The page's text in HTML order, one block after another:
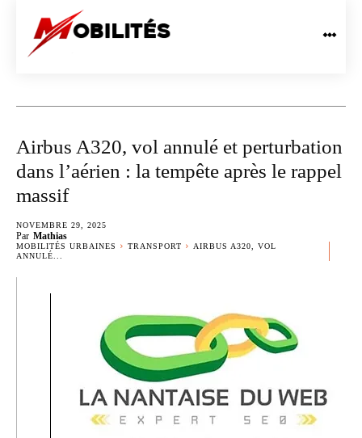
Airbus A320, vol annulé et perturbation
dans l’aérien : la tempête après le rappel
massif
NOVEMBRE 29, 2025
Par Mathias
MOBILITÉS URBAINES TRANSPORT
AIRBUS A320, VOL
ANNULÉ...